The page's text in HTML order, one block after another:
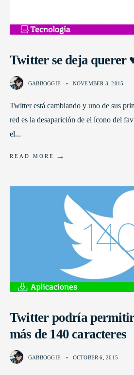
Twitter se deja querer
GABBOGGIE • NOVEMBER 3, 2015
Twitter está cambiando y uno de sus
red es la desaparición de el ícono del
el...
READ MORE →
Twitter podría permitir
más de 140 caracteres
GABBOGGIE • OCTOBER 6, 2015